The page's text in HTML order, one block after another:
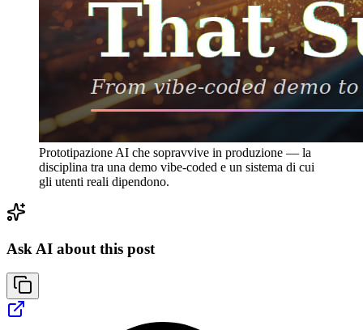
Prototipazione AI che sopravvive in produzione — la
disciplina tra una demo vibe-coded e un sistema di cui
gli utenti reali dipendono.
Ask AI about this post